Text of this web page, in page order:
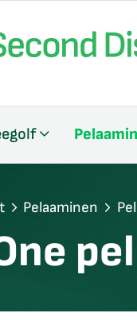
Pelaaminen